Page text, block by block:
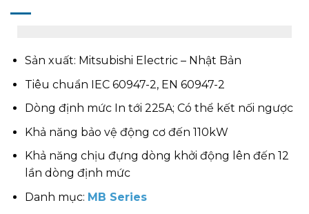
Sản xuất: Mitsubishi Electric – Nhật Bản
Tiêu chuẩn IEC 60947-2, EN 60947-2
Dòng định mức In tới 225A; Có thể kết nối ngược
Khả năng bảo vệ động cơ đến 110kW
Khả năng chịu đựng dòng khởi động lên đến 12
lần dòng định mức
Danh mục: MB Series